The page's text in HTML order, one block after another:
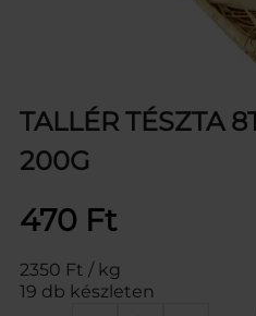
TALLÉR TÉSZTA
200G
470 Ft
2350 Ft / kg
19 db készleten